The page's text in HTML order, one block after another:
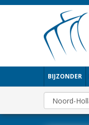
BIJZONDER